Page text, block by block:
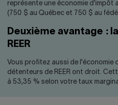
représente une économie d'impôt
(750 $ au Québec et 750 $ au
Deuxième avantage :
REER
Vous profitez aussi de l'économie
détenteurs de REER ont droit.
à 53,35 % selon votre taux